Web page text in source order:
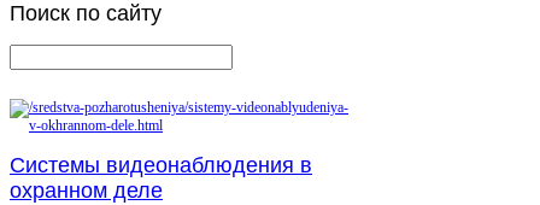
Поиск по сайту
Системы видеонаблюдения в
охранном деле